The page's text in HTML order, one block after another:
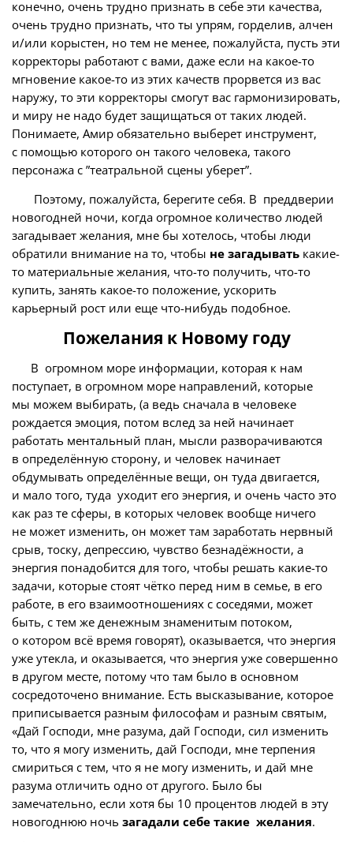
конечно, очень трудно признать в себе эти качества,
очень трудно признать, что ты упрям, горделив, алчен
и/или корыстен, но тем не менее, пожалуйста, пусть эти
корректоры работают с вами, даже если на какое-то
мгновение какое-то из этих качеств прорвется из вас
наружу, то эти корректоры смогут вас гармонизировать,
и миру не надо будет защищаться от таких людей.
Понимаете, Амир обязательно выберет инструмент,
с помощью которого он такого человека, такого
персонажа с ”театральной сцены уберет”.
Поэтому, пожалуйста, берегите себя. В преддверии
новогодней ночи, когда огромное количество людей
загадывает желания, мне бы хотелось, чтобы люди
обратили внимание на то, чтобы не загадывать какие-
то материальные желания, что-то получить, что-то
купить, занять какое-то положение, ускорить
карьерный рост или еще что-нибудь подобное.
Пожелания к Новому году
В огромном море информации, которая к нам
поступает, в огромном море направлений, которые
мы можем выбирать, (а ведь сначала в человеке
рождается эмоция, потом вслед за ней начинает
работать ментальный план, мысли разворачиваются
в определённую сторону, и человек начинает
обдумывать определённые вещи, он туда двигается,
и мало того, туда уходит его энергия, и очень часто это
как раз те сферы, в которых человек вообще ничего
не может изменить, он может там заработать нервный
срыв, тоску, депрессию, чувство безнадёжности, а
энергия понадобится для того, чтобы решать какие-то
задачи, которые стоят чётко перед ним в семье, в его
работе, в его взаимоотношениях с соседями, может
быть, с тем же денежным знаменитым потоком,
о котором всё время говорят), оказывается, что энергия
уже утекла, и оказывается, что энергия уже совершенно
в другом месте, потому что там было в основном
сосредоточено внимание. Есть высказывание, которое
приписывается разным философам и разным святым,
«Дай Господи, мне разума, дай Господи, сил изменить
то, что я могу изменить, дай Господи, мне терпения
смириться с тем, что я не могу изменить, и дай мне
разума отличить одно от другого. Было бы
замечательно, если хотя бы 10 процентов людей в эту
новогоднюю ночь загадали себе такие желания.